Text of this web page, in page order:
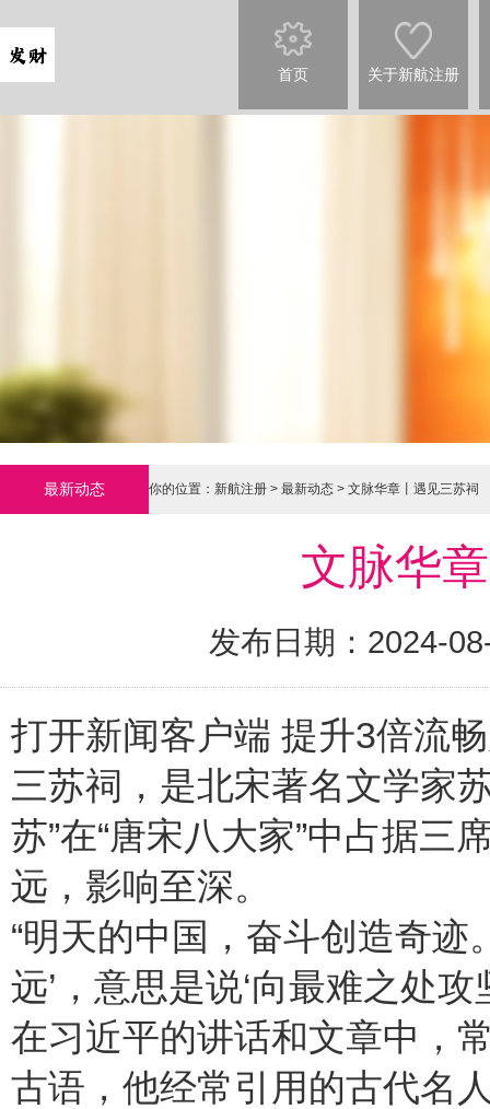
首页 关于新航注册
最新动态 你的位置： 新航注册 > 最新动态 > 文脉华章丨遇见三苏祠
文脉华
发布日期：2024-
打开新闻客户端 提升3倍流
三苏祠，是北宋著名文学家
苏”在“唐宋八大家”中占据三
远，影响至深。
“明天的中国，奋斗创造奇迹
远’，意思是说‘向最难之处
在习近平的讲话和文章中，
古语，他经常引用的古代名